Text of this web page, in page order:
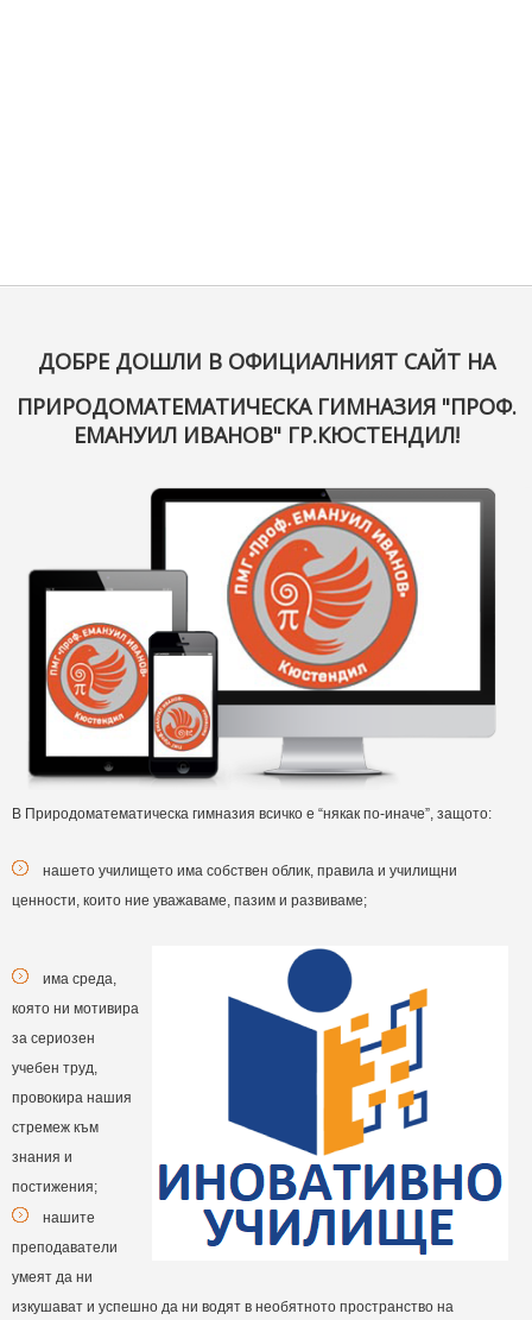
ДОБРЕ ДОШЛИ В ОФИЦИАЛНИЯТ САЙТ НА
ПРИРОДОМАТЕМАТИЧЕСКА ГИМНАЗИЯ "ПРОФ.
ЕМАНУИЛ ИВАНОВ" ГР.КЮСТЕНДИЛ!
В Природоматематическа гимназия всичко е “някак по-иначе”, защото:
нашето училището има собствен облик, правила и училищни
ценности, които ние уважаваме, пазим и развиваме;
има среда,
която ни мотивира
за сериозен
учебен труд,
провокира нашия
стремеж към
знания и
постижения;
нашите
преподаватели
умеят да ни
изкушават и успешно да ни водят в необятното пространство на